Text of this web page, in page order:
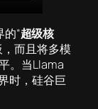
“超级核
而且将多模
。当Llama
时，硅谷巨